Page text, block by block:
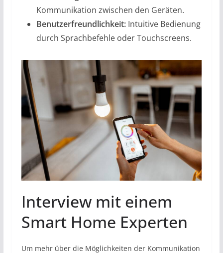
Kommunikation zwischen den Geräten.
Benutzerfreundlichkeit:Intuitive Bedienung
durch Sprachbefehle oder Touchscreens.
Interview mit einem
Smart Home Experten
Um mehr über die Möglichkeiten der Kommunikation